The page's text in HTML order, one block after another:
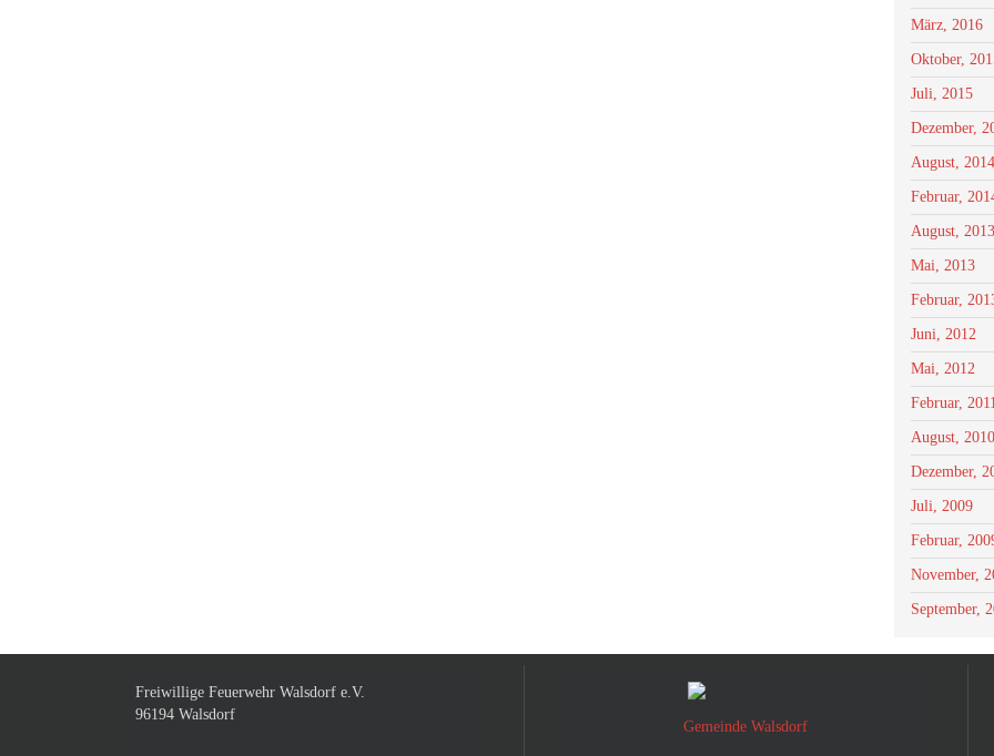
März, 2016
Oktober,
Juli, 2015
Dezember,
August, 2014
Februar,
August, 2013
Mai, 2013
Februar,
Juni, 2012
Mai, 2012
Februar,
August, 2010
Dezember,
Juli, 2009
Februar,
November,
September,
Freiwillige Feuerwehr Walsdorf e.V.
96194 Walsdorf
Gemeinde Walsdorf